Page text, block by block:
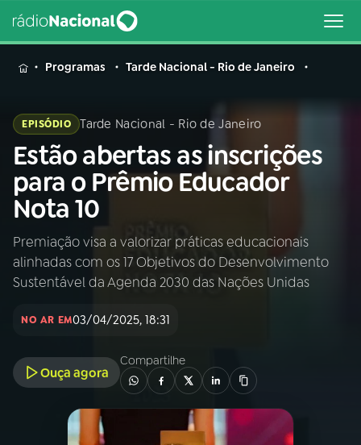
MENU
Buscar
na
Rádio
Nacional
Buscar
AO VIVO
Programas Tarde Nacional - Rio de Janeiro
EPISÓDIO Tarde Nacional - Rio de Janeiro
Estão abertas as inscrições
para o Prêmio Educador
Nota 10
Premiação visa a valorizar práticas educacionais
alinhadas com os 17 Objetivos do Desenvolvimento
Sustentável da Agenda 2030 das Nações Unidas
NO AR EM03/04/2025, 18:31
Ouça agora
Compartilhe